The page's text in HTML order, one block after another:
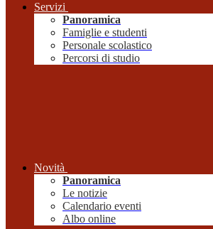
Servizi
Panoramica
Famiglie e studenti
Personale scolastico
Percorsi di studio
Novità
Panoramica
Le notizie
Calendario eventi
Albo online